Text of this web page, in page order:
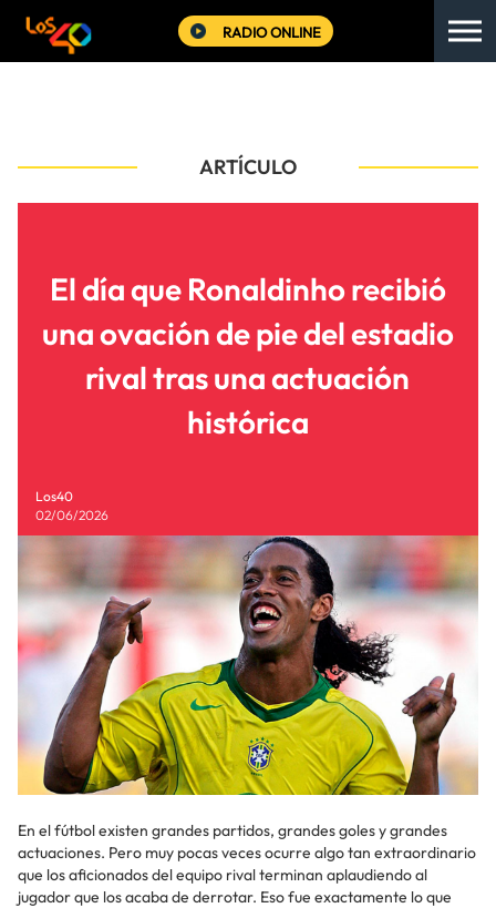
RADIO ONLINE
ARTÍCULO
El día que Ronaldinho recibió
una ovación de pie del estadio
rival tras una actuación
histórica
Los40
02/06/2026
En el fútbol existen grandes partidos, grandes goles y grandes
actuaciones. Pero muy pocas veces ocurre algo tan extraordinario
que los aficionados del equipo rival terminan aplaudiendo al
jugador que los acaba de derrotar. Eso fue exactamente lo que